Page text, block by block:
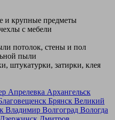
и крупные предметы
с мебели
потолок, стены и пол
пыли
штукатурки, затирки, клея
Апрелевка Архангельск
Брянск Великий
Владимир Волгоград Вологда